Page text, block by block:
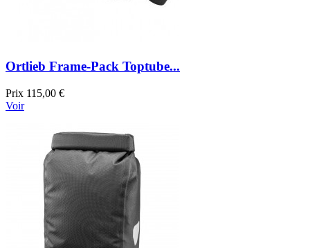
Ortlieb Frame-Pack Toptube...
Prix 115,00 €
Voir